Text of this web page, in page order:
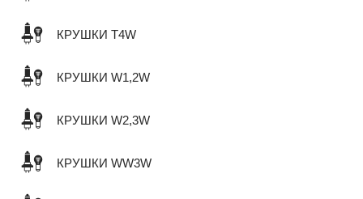
КРУШКИ T4W
КРУШКИ W1,2W
КРУШКИ W2,3W
КРУШКИ WW3W